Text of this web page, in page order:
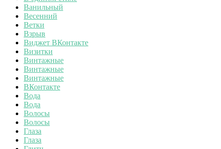
Ванильный
Весенний
Ветки
Взрыв
Виджет ВКонтакте
Визитки
Винтажные
Винтажные
Винтажные
ВКонтакте
Вода
Вода
Волосы
Волосы
Глаза
Глаза